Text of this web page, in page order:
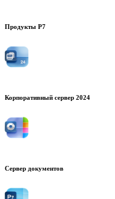
Продукты Р7
Корпоративный сервер 2024
Сервер документов